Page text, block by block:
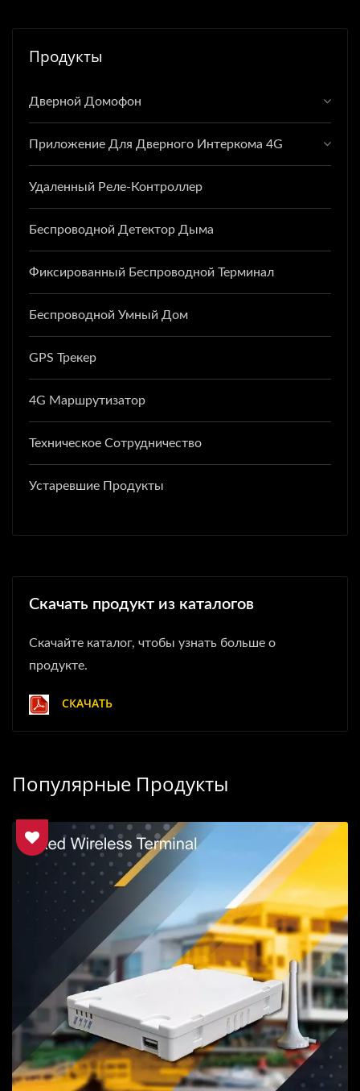
Продукты
Дверной Домофон
Приложение Для Дверного Интеркома 4G
Удаленный Реле-Контроллер
Беспроводной Детектор Дыма
Фиксированный Беспроводной Терминал
Беспроводной Умный Дом
GPS Трекер
4G Маршрутизатор
Техническое Сотрудничество
Устаревшие Продукты
Скачать продукт из каталогов
Скачайте каталог, чтобы узнать больше о
продукте.
СКАЧАТЬ
Популярные Продукты